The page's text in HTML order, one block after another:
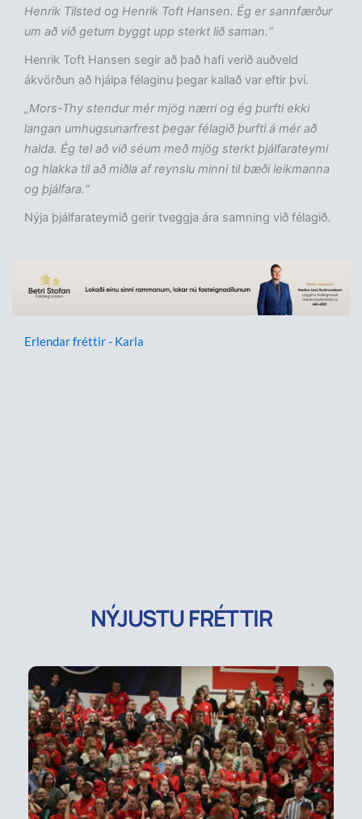
Henrik Tilsted og Henrik Toft Hansen. Ég er sannfærður
um að við getum byggt upp sterkt lið saman.“
Henrik Toft Hansen segir að það hafi verið auðveld
ákvörðun að hjálpa félaginu þegar kallað var eftir því.
„Mors-Thy stendur mér mjög nærri og ég þurfti ekki
langan umhugsunarfrest þegar félagið þurfti á mér að
halda. Ég tel að við séum með mjög sterkt þjálfarateymi
og hlakka til að miðla af reynslu minni til bæði leikmanna
og þjálfara.“
Nýja þjálfarateymið gerir tveggja ára samning við félagið.
Erlendar fréttir - Karla
NÝJUSTU FRÉTTIR